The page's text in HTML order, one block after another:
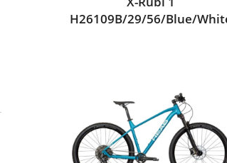
H26109B/29/56/Blue/